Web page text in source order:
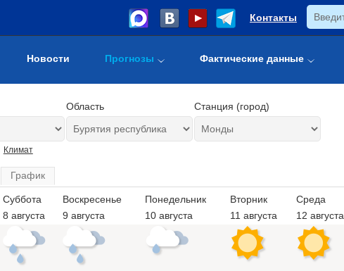
Контакты
Новости Прогнозы Фактические данные
Область Станция (город)
Климат
График
Суббота
8 августа
Воскресенье
9 августа
Понедельник
10 августа
Вторник
11 августа
Среда
12 августа